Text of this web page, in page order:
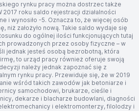
rynku pracy można dostrzec także
roku saldo rejestracji działalności
i wynosiło -5. Oznacza to, że więcej osób
niż założyło nową. Takie saldo wydaje się
do ogólnej ilości funkcjonujących tutaj
prowadzonych przez osoby fizyczne – w
jednak jesteś osobą bezrobotną, która
firmę, to urząd pracy również oferuje swoją
należy jednak zapoznać się z
rynku pracy. Przewiduje się, że w 2019
wśród takich zawodów jak betoniarze i
samochodowi, brukarze, cieśle i
dekarze i blacharze budowlani, diagności
i elektromonterzy, filolodzy i